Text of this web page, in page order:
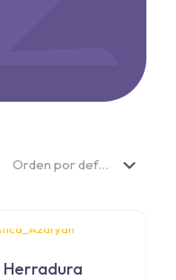
Herradura